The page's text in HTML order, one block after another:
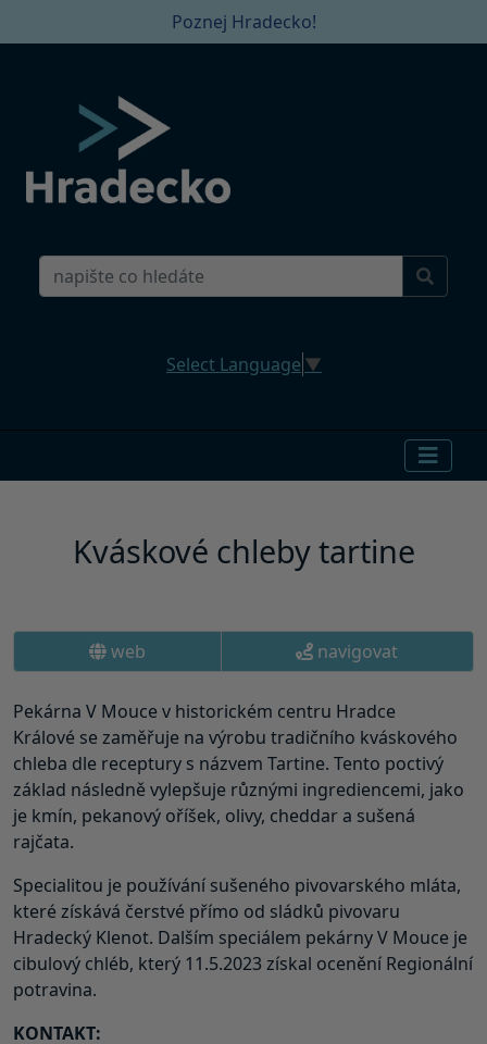
Poznej Hradecko!
Select Language ▼
Kváskové chleby tartine
web navigovat
Pekárna V Mouce v historickém centru Hradce
Králové se zaměřuje na výrobu tradičního kváskového
chleba dle receptury s názvem Tartine. Tento poctivý
základ následně vylepšuje různými ingrediencemi, jako
je kmín, pekanový oříšek, olivy, cheddar a sušená
rajčata.
Specialitou je používání sušeného pivovarského mláta,
které získává čerstvé přímo od sládků pivovaru
Hradecký Klenot. Dalším speciálem pekárny V Mouce je
cibulový chléb, který 11.5.2023 získal ocenění Regionální
potravina.
KONTAKT: